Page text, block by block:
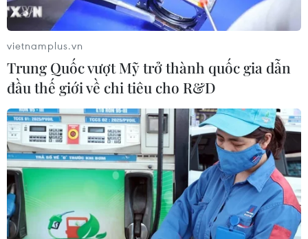
vietnamplus.vn
Trung Quốc vượt Mỹ trở thành quốc gia dẫn
đầu thế giới về chi tiêu cho R&D